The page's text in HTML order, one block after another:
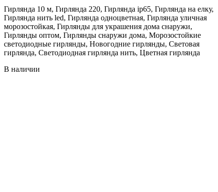
Гирлянда 10 м, Гирлянда 220, Гирлянда ip65, Гирлянда на елку,
Гирлянда нить led, Гирлянда одноцветная, Гирлянда уличная
морозостойкая, Гирлянды для украшения дома снаружи,
Гирлянды оптом, Гирлянды снаружи дома, Морозостойкие
светодиодные гирлянды, Новогодние гирлянды, Световая
гирлянда, Светодиодная гирлянда нить, Цветная гирлянда
В наличии